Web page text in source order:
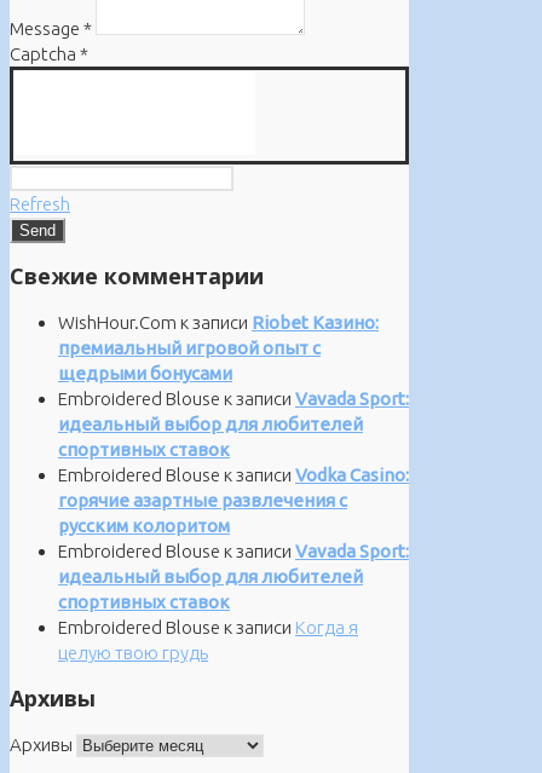
Message *
Captcha *
Refresh
Свежие комментарии
WishHour.Com к записи Riobet Казино:
премиальный игровой опыт с
щедрыми бонусами
Embroidered Blouse к записи Vavada Sport:
идеальный выбор для любителей
спортивных ставок
Embroidered Blouse к записи Vodka Casino:
горячие азартные развлечения с
русским колоритом
Embroidered Blouse к записи Vavada Sport:
идеальный выбор для любителей
спортивных ставок
Embroidered Blouse к записи Когда я
целую твою грудь
Архивы
Архивы